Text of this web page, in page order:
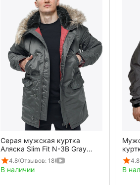
Серая мужская куртка
Аляска Slim Fit N-3B Gray
удлиненная
4.8(Отзывов: 18)
В наличии
4.8
В